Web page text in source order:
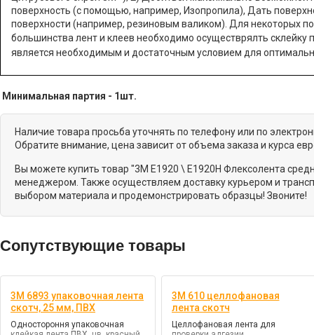
поверхность (с помощью, например, Изопропила), Дать
поверхности (например, резиновым валиком). Для некоторых
большинства лент и клеев необходимо осуществрялть
является необходимым и достаточным условием для
Минимальная партия - 1шт.
Наличие товара просьба уточнять по телефону или по
Обратите внимание, цена зависит от объема заказа и курса
Вы можете купить товар "3M E1920 \ E1920H Флексолента
менеджером. Также осуществляем доставку курьером и
выбором материала и продемонстрировать образцы! Звоните!
Сопутствующие товары
3M 6893 упаковочная лента
скотч, 25 мм, ПВХ
Одностороння упаковочная
3M 610 целлофановая
лента скотч
Целлофановая лента для